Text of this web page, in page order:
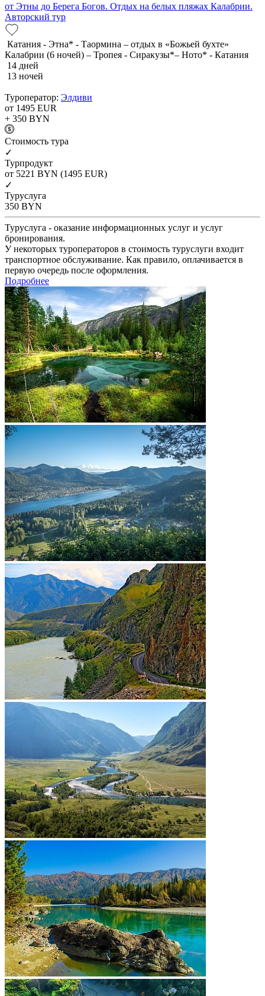
от Этны до Берега Богов. Отдых на белых пляжах Калабрии.
Авторский тур
Катания - Этна* - Таормина – отдых в «Божьей бухте»
Калабрии (6 ночей) – Тропея - Сиракузы*– Ното* - Катания
14 дней
13 ночей
Туроператор: Элдиви
от 1495 EUR
+ 350 BYN
Cтоимость тура
✓
Турпродукт
от 5221 BYN (1495 EUR)
✓
Туруслуга
350 BYN
Туруслуга - оказание информационных услуг и услуг
бронирования.
У некоторых туроператоров в стоимость туруслуги входит
транспортное обслуживание. Как правило, оплачивается в
первую очередь после оформления.
Подробнее